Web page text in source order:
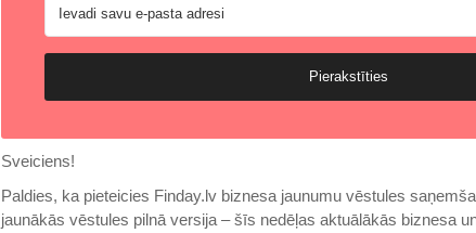
Pierakstīties
Sveiciens!
Paldies, ka pieteicies Finday.lv biznesa jaunumu vēstules
jaunākās vēstules pilnā versija – šīs nedēļas aktuālākās biznesa